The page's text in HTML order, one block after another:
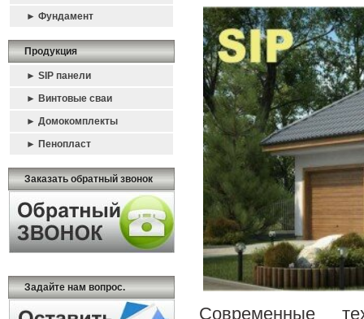
► Фундамент
Продукция
► SIP панели
► Винтовые сваи
► Домокомплекты
► Пенопласт
Заказать обратный звонок
Задайте нам вопрос.
Современные